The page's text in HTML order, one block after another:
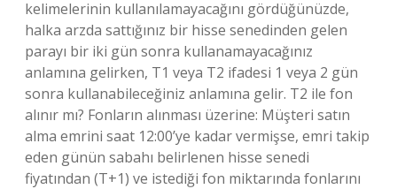
kelimelerinin kullanılamayacağını gördüğünüzde,
halka arzda sattığınız bir hisse senedinden gelen
parayı bir iki gün sonra kullanamayacağınız
anlamına gelirken, T1 veya T2 ifadesi 1 veya 2 gün
sonra kullanabileceğiniz anlamına gelir. T2 ile fon
alınır mı? Fonların alınması üzerine: Müşteri satın
alma emrini saat 12:00’ye kadar vermişse, emri takip
eden günün sabahı belirlenen hisse senedi
fiyatından (T+1) ve istediği fon miktarında fonlarını